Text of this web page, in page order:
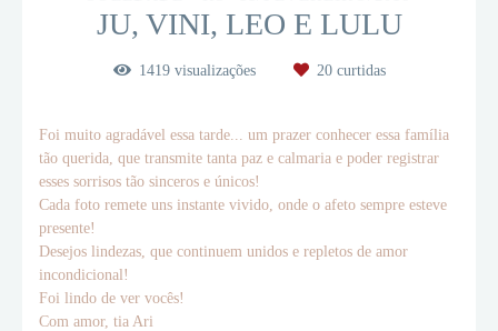
JU, VINI, LEO E LULU
1419visualizações 20curtidas
Foi muito agradável essa tarde... um prazer conhecer essa família
tão querida, que transmite tanta paz e calmaria e poder registrar
esses sorrisos tão sinceros e únicos!
Cada foto remete uns instante vivido, onde o afeto sempre esteve
presente!
Desejos lindezas, que continuem unidos e repletos de amor
incondicional!
Foi lindo de ver vocês!
Com amor, tia Ari